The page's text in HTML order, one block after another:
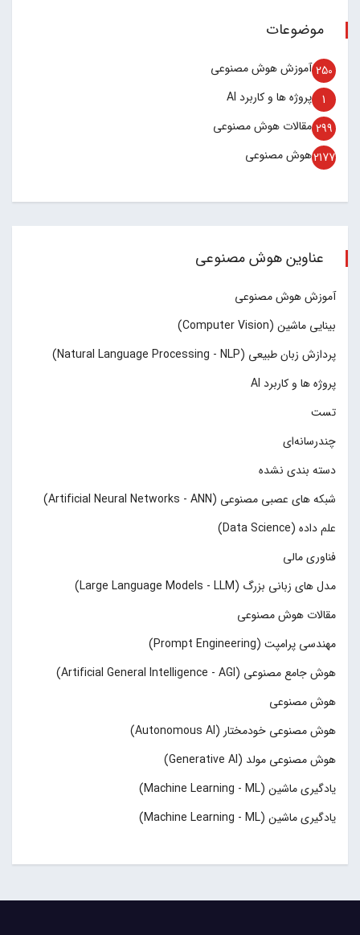
موضوعات
آموزش هوش مصنوعی 250
پروژه ها و کاربرد AI 1
مقالات هوش مصنوعی 299
هوش مصنوعی2177
عناوین هوش مصنوعی
آموزش هوش مصنوعی
بینایی ماشین (Computer Vision)
پردازش زبان طبیعی (Natural Language Processing - NLP)
پروژه ها و کاربرد AI
تست
چند‌‌رسانه‌ای
دسته بندی نشده
شبکه های عصبی مصنوعی (Artificial Neural Networks - ANN)
علم داده (Data Science)
فناوری مالی
مدل های زبانی بزرگ (Large Language Models - LLM)
مقالات هوش مصنوعی
مهندسی پرامپت (Prompt Engineering)
هوش جامع مصنوعی (Artificial General Intelligence - AGI)
هوش مصنوعی
هوش مصنوعی خودمختار (Autonomous AI)
هوش مصنوعی مولد (Generative AI)
یادگیری ماشین (Machine Learning - ML)
یادگیری ماشین (Machine Learning - ML)